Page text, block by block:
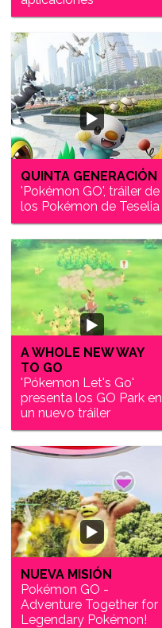
QUINTA GENERACIÓN
'Pokémon GO', tráiler de
los Pokémon de Teselia
A WHOLE NEW WAY
TO GO
'Pókemon Let's Go'
presenta los GO Park en
un nuevo tráiler
NUEVA MISIÓN
Pokémon GO -
Adventure Together for
Legendary Pokémon!